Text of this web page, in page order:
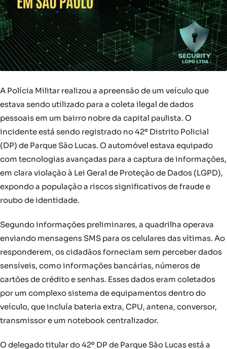
A Polícia Militar realizou a apreensão de um veículo que
estava sendo utilizado para a coleta ilegal de dados
pessoais em um bairro nobre da capital paulista. O
incidente está sendo registrado no 42º Distrito Policial
(DP) de Parque São Lucas. O automóvel estava equipado
com tecnologias avançadas para a captura de informações,
em clara violação à Lei Geral de Proteção de Dados (LGPD),
expondo a população a riscos significativos de fraude e
roubo de identidade.
Segundo informações preliminares, a quadrilha operava
enviando mensagens SMS para os celulares das vítimas. Ao
responderem, os cidadãos forneciam sem perceber dados
sensíveis, como informações bancárias, números de
cartões de crédito e senhas. Esses dados eram coletados
por um complexo sistema de equipamentos dentro do
veículo, que incluía bateria extra, CPU, antena, conversor,
transmissor e um notebook centralizador.
O delegado titular do 42º DP de Parque São Lucas está a